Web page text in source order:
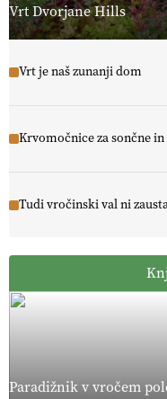
Vrt Dvorjane Hills
Vrt je naš zunanji dom
Krvomočnice za sončne
Tudi vročinski val ni
Paradižnik v vročem